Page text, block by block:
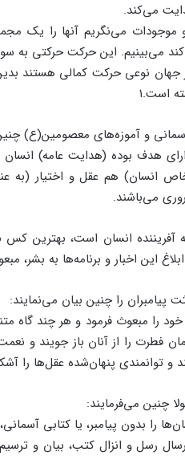
می‌کند.
موجودات می‌نگریم آنها را یک
می‌بینیم. این حرکت حرکتی به
جهان نوعی حرکت کمالی هستند
است.۱
آسمانی و آموزه‌های معصومین(ع)
هدف بوده (هدایت عامه)
انسان) هم عقل و اختیار (به
می‌باشند.
آفریننده انسان است، بهترین
ابلاغ این اخبار و برنامه‌ها به بشر،
پیامبران را چنین بیان می‌نمایند:
خود را مبعوث فرمود و هر چند گاه
فطرت را از آنان باز جویند و
و توانمندی پنهان‌شده عقل‌ها را
چنین می‌فرمایند:
را بدون پیامبر، یا کتابی
ارسال رسل و انزال کتب، بیان و